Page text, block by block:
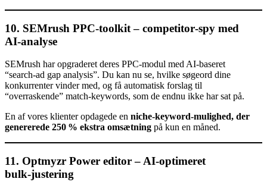
10. SEMrush PPC‑toolkit – competitor‑spy med
AI‑analyse
SEMrush har opgraderet deres PPC‑modul med AI‑baseret
“search‑ad gap analysis”. Du kan nu se, hvilke søgeord dine
konkurrenter vinder med, og få automatisk forslag til
“overraskende” match‑keywords, som de endnu ikke har sat på.
En af vores klienter opdagede en niche‑keyword‑mulighed, der
genererede 250 % ekstra omsætning på kun en måned.
11. Optmyzr Power editor – AI‑optimeret
bulk‑justering